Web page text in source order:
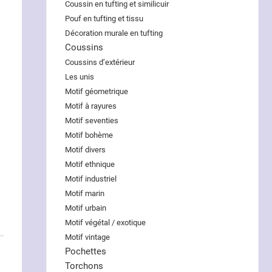
Coussin en tufting et similicuir
Pouf en tufting et tissu
Décoration murale en tufting
Coussins
Coussins d’extérieur
Les unis
Motif géometrique
Motif à rayures
Motif seventies
Motif bohème
Motif divers
Motif ethnique
Motif industriel
Motif marin
Motif urbain
Motif végétal / exotique
Motif vintage
Pochettes
Torchons